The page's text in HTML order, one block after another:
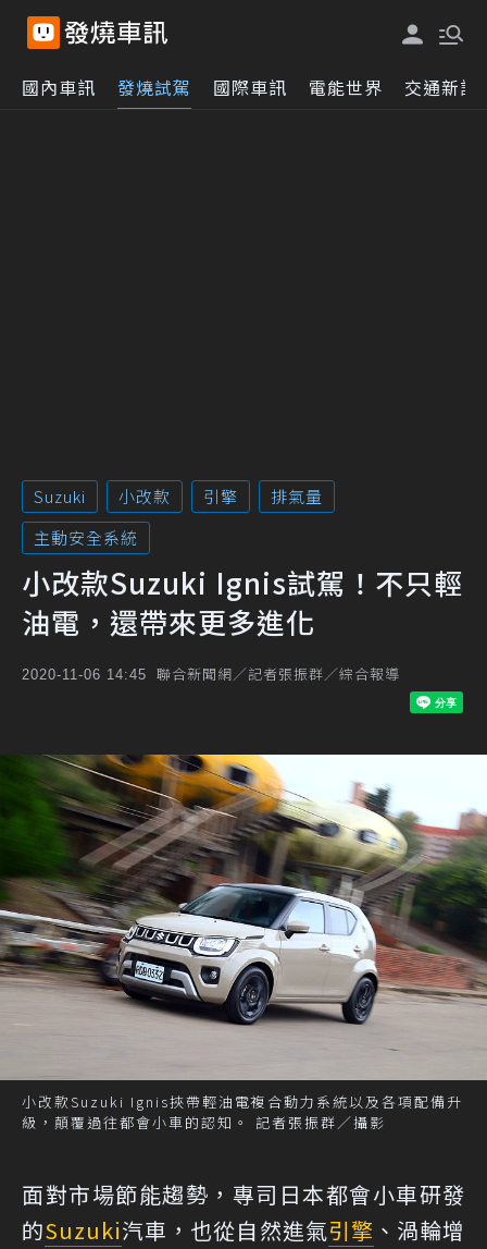
國內車訊 發燒試駕 國際車訊 電能世界 交通新訊
Suzuki 小改款 引擎
排氣量
主動安全系統
小改款Suzuki Ignis試駕！不只輕
油電，還帶來更多進化
2020-11-06 14:45 聯合新聞網／記者張振群／綜合報導
小改款Suzuki Ignis挾帶輕油電複合動力系統以及各項配備升
級，顛覆過往都會小車的認知。 記者張振群／攝影
面對市場節能趨勢，專司日本都會小車研發
的Suzuki汽車，也從自然進氣引擎 、渦輪增